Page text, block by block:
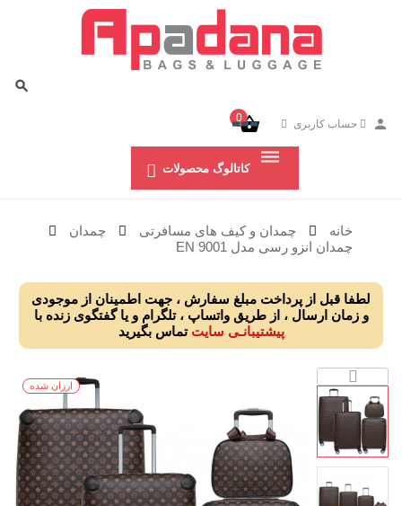
حساب کاربری 0
کاتالوگ محصولات
خانه چمدان و کیف های مسافرتی
چمدان
چمدان انزو رسی مدل EN 9001
لطفا قبل از پرداخت مبلغ سفارش ، جهت اطمینان از موجودی
و زمان ارسال ، از طریق واتساپ ، تلگرام و یا گفتگوی زنده با
پیشتیبانـی سایتتماس بگیرید
ارزان شده